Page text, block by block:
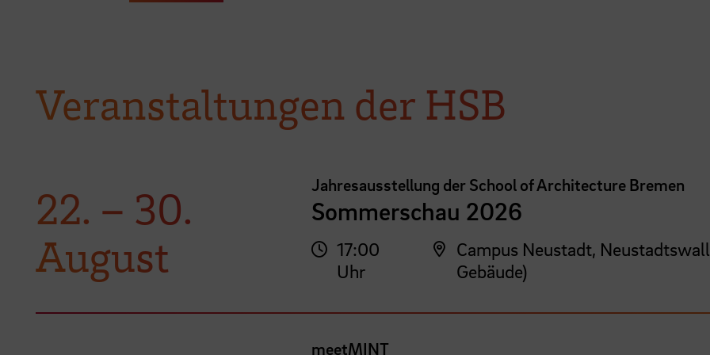
Veranstaltungen der HSB
22. – 30.
August
Jahresausstellung der School of Architecture Bremen
Sommerschau 2026
17:00
Uhr
Campus Neustadt,
Gebäude)
meetMINT